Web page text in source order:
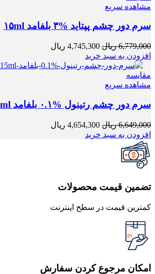
مشاهده سریع
سرم دور چشم پپتاید %۳ بلفامد ۱۵ml
6,779,000 ریال 4,745,300 ریال
افزودن به سبد خرید
مقایسه
مشاهده سریع
سرم دور چشم رتینول %۰.۱ بلفامد ۱۵ml
6,649,000 ریال 4,654,300 ریال
افزودن به سبد خرید
تضمین قیمت محصولات
کمترین قیمت در سطح اینترنت
امکان مرجوع کردن سفارش